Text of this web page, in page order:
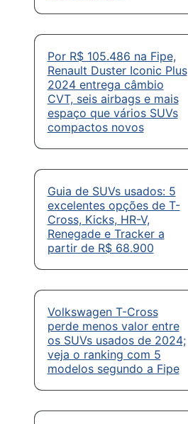
Por R$ 105.486 na Fipe,
Renault Duster Iconic Plus
2024 entrega câmbio
CVT, seis airbags e mais
espaço que vários SUVs
compactos novos
Guia de SUVs usados: 5
excelentes opções de T-
Cross, Kicks, HR-V,
Renegade e Tracker a
partir de R$ 68.900
Volkswagen T-Cross
perde menos valor entre
os SUVs usados de 2024;
veja o ranking com 5
modelos segundo a Fipe